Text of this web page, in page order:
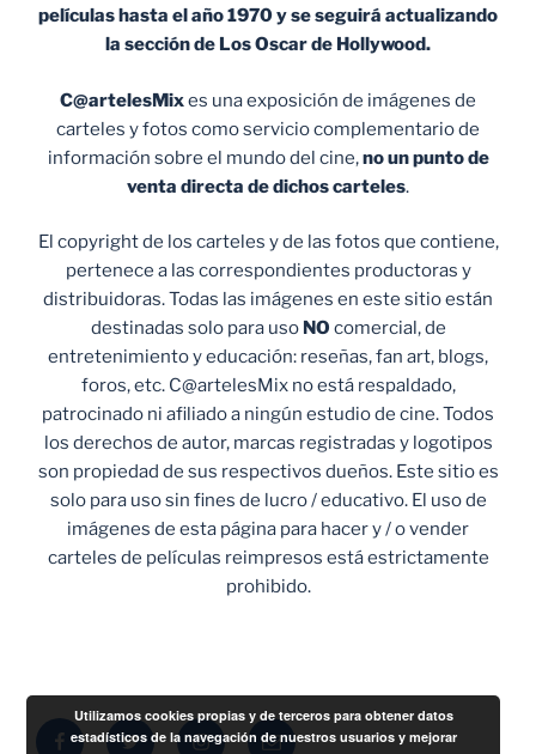
películas hasta el año 1970 y se seguirá actualizando
la sección de Los Oscar de Hollywood.
C@artelesMixes una exposición de imágenes de
carteles y fotos como servicio complementario de
información sobre el mundo del cine,no un punto de
venta directa de dichos carteles.
El copyright de los carteles y de las fotos que contiene,
pertenece a las correspondientes productoras y
distribuidoras. Todas las imágenes en este sitio están
destinadas solo para uso NO comercial, de
entretenimiento y educación: reseñas, fan art, blogs,
foros, etc. C@artelesMix no está respaldado,
patrocinado ni afiliado a ningún estudio de cine. Todos
los derechos de autor, marcas registradas y logotipos
son propiedad de sus respectivos dueños. Este sitio es
solo para uso sin fines de lucro / educativo. El uso de
imágenes de esta página para hacer y / o vender
carteles de películas reimpresos está estrictamente
prohibido.
FacebookTwitter InstagramCorreo
Utilizamos cookies propias y de terceros para obtener datos
estadísticos de la navegación de nuestros usuarios y mejorar